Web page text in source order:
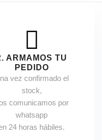
ARMAMOS TU
PEDIDO
vez confirmado el
stock,
comunicamos por
whatsapp
24 horas hábiles.